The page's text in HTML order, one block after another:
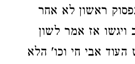
ראשון לא אחר
אז אמר לשון
אבי חי וכו' הלא